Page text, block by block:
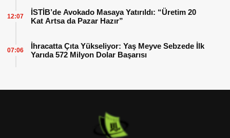
İSTİB’de Avokado Masaya Yatırıldı: “Üretim 20
Kat Artsa da Pazar Hazır”
12:07
İhracatta Çıta Yükseliyor: Yaş Meyve Sebzede İlk
Yarıda 572 Milyon Dolar Başarısı
07:06